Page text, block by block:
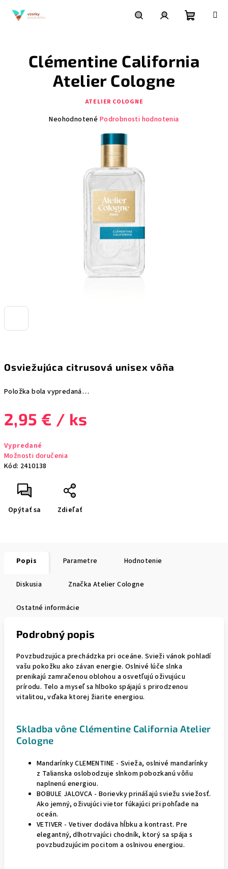
košík
Osviežujúca citrusová unisex vôňa
Položka bola vypredaná…
2,95 € / ks
cena:
Vypredané
Možnosti doručenia
Kód: 2410138
Opýtať sa Zdieľať
Clémentine California
Atelier Cologne
ATELIER COLOGNE
Priemerné
hviezdičiek.
Neohodnotené Podrobnosti hodnotenia
Popis Parametre Hodnotenie
Diskusia Značka Atelier Cologne
Ostatné informácie
Podrobný popis
Povzbudzujúca prechádzka pri oceáne. Svieži vánok pohladí
vašu pokožku ako závan energie. Oslnivé lúče slnka
prenikajú zamračenou oblohou a osvetľujú oživujúcu
prírodu. Telo a myseľ sa hlboko spájajú s prirodzenou
vitalitou, vďaka ktorej žiarite energiou.
Skladba vône Clémentine California Atelier
Cologne
Mandarínky CLEMENTINE - Svieža, oslnivé mandarínky
z Talianska oslobodzuje slnkom pobozkanú vôňu
naplnenú energiou.
BOBULE JALOVCA - Borievky prinášajú sviežu sviežosť.
Ako jemný, oživujúci vietor fúkajúci pri pohľade na
oceán.
VETIVER - Vetiver dodáva hĺbku a kontrast. Pre
elegantný, dlhotrvajúci chodník, ktorý sa spája s
povzbudzujúcim pocitom a oslnivou energiou.